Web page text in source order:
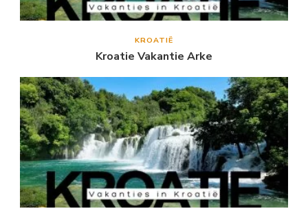
KROATIË
Kroatie Vakantie Arke